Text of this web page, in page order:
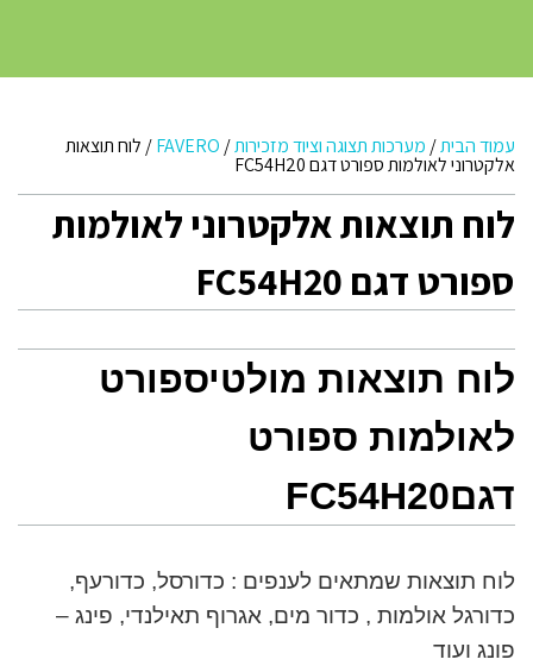
עמוד הבית/ מערכות תצוגה וציוד מזכירות/
FAVERO
/ לוח תוצאות
אלקטרוני לאולמות ספורט דגם FC54H20
לוח תוצאות אלקטרוני לאולמות
ספורט דגם FC54H20
לוח תוצאות מולטיספורט
לאולמות ספורט
דגםFC54H20
לוח תוצאות שמתאים לענפים : כדורסל, כדורעף,
כדורגל אולמות , כדור מים, אגרוף תאילנדי, פינג –
פונג ועוד